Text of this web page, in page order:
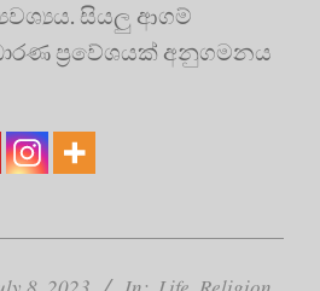
සියලු ආගම්
ප්‍රවේශයක් අනුගමනය